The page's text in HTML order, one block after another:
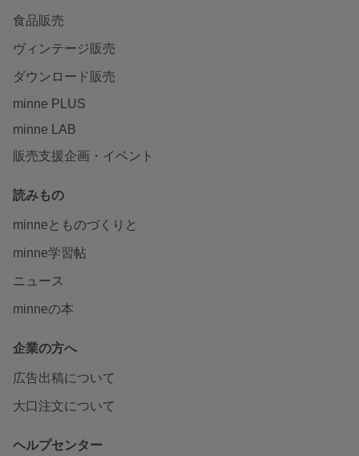
食品販売
ヴィンテージ販売
ダウンロード販売
minne PLUS
minne LAB
販売支援企画・イベント
読みもの
minneとものづくりと
minne学習帖
ニュース
minneの本
企業の方へ
広告出稿について
大口注文について
ヘルプセンター